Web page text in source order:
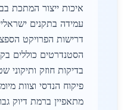
איכות ייצור המתכת
עמידה בתקנים
דרישות הפרויקט
הסטנדרטים כוללים
בדיקות חוזק
פיקוח הנדסי וצוות
מתאפיין ברמת דיוק